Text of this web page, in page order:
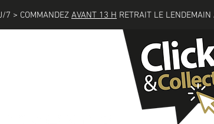
7 > COMMANDEZ AVANT 13 H RETRAIT LE